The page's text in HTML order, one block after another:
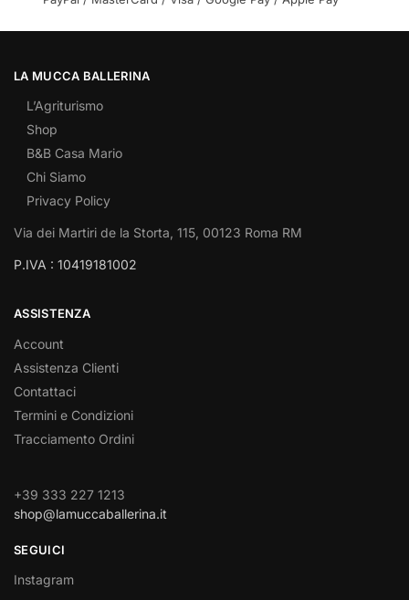
LA MUCCA BALLERINA
L’Agriturismo
Shop
B&B Casa Mario
Chi Siamo
Privacy Policy
Via dei Martiri de la Storta, 115, 00123 Roma RM
P.IVA : 10419181002
ASSISTENZA
Account
Assistenza Clienti
Contattaci
Termini e Condizioni
Tracciamento Ordini
+39 333 227 1213
shop@lamuccaballerina.it
SEGUICI
Instagram